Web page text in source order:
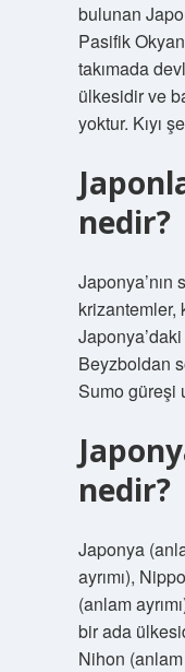
bulunan
Pasifik
takımada
ülkesidir ve
yoktur. Kıyı
nedir?
krizantemler,
Beyzboldan
Sumo güreşi
nedir?
Japonya
ayrımı),
(anlam
bir ada
Nihon